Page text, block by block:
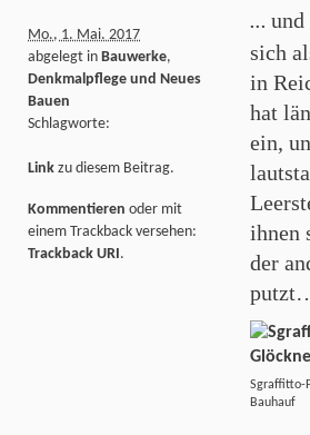
…
sich
in
hat
ein,
ihnen
der
Sgraffitto-
Bauhauf
Mo., 1. Mai. 2017
abgelegt in Bauwerke,
Denkmalpflege und Neues
Bauen
Schlagworte:
Link zu diesem Beitrag.
Kommentieren oder mit
einem Trackback versehen:
Trackback URI.